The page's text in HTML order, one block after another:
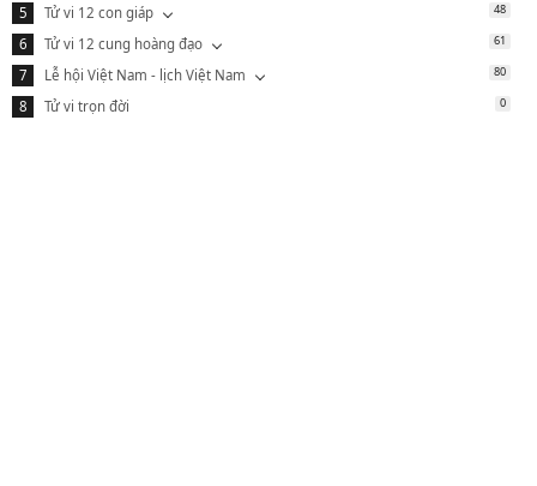
Tử vi 12 con giáp 48
Tử vi 12 cung hoàng đạo 61
Lễ hội Việt Nam - lịch Việt Nam 80
Tử vi trọn đời 0